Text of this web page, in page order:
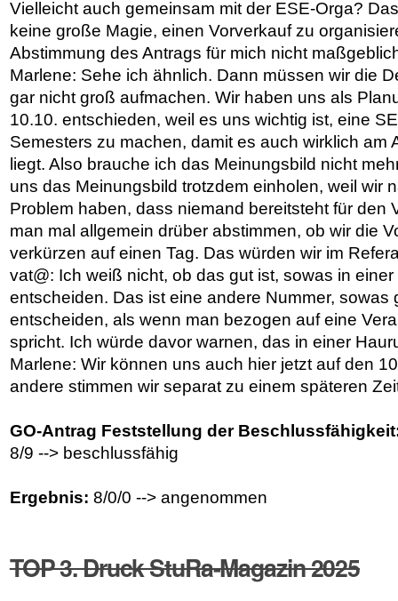
Vielleicht auch gemeinsam mit der ESE-Orga?
keine große Magie, einen Vorverkauf zu
Abstimmung des Antrags für mich nicht
Marlene: Sehe ich ähnlich. Dann müssen wir die
gar nicht groß aufmachen. Wir haben uns als
10.10. entschieden, weil es uns wichtig ist, eine
Semesters zu machen, damit es auch wirklich am
liegt. Also brauche ich das Meinungsbild nicht
uns das Meinungsbild trotzdem einholen, weil wir
Problem haben, dass niemand bereitsteht für den
man mal allgemein drüber abstimmen, ob wir die
verkürzen auf einen Tag. Das würden wir im
vat@: Ich weiß nicht, ob das gut ist, sowas in
entscheiden. Das ist eine andere Nummer, sowas
entscheiden, als wenn man bezogen auf eine
spricht. Ich würde davor warnen, das in einer
Marlene: Wir können uns auch hier jetzt auf den
andere stimmen wir separat zu einem späteren
GO-Antrag Feststellung der
8/9 --> beschlussfähig
Ergebnis: 8/0/0 --> angenommen
TOP 3. Druck StuRa-Magazin 2025